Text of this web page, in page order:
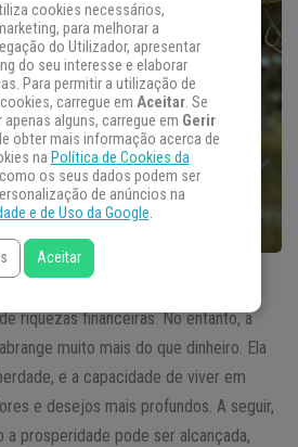
riquezas financeiras. No entanto, a
muito mais do que dinheiro. Ela
e a capacidade de viver em
e desejos mais profundos. A seguir,
a prosperidade pode ser alcançada,
cookies necessários,
para melhorar a
do Utilizador, apresentar
do seu interesse e elaborar
Para permitir a utilização de
carregue em Aceitar. Se
alguns, carregue em Gerir
obter mais informação acerca de
na Política de Cookies da
os seus dados podem ser
de anúncios na
e de Uso da Google.
Aceitar